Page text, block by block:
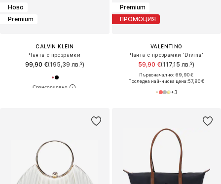
Ново
Premium
CALVIN KLEIN
Чанта с презрамки
99,90 €(195,39 лв.³)
Premium
ПРОМОЦИЯ
VALENTINO
Чанта с презрамки 'Divina'
59,90 €(117,15 лв.³)
Първоначално: 69,90 €
Последна най-ниска цена:57,90 €
+3